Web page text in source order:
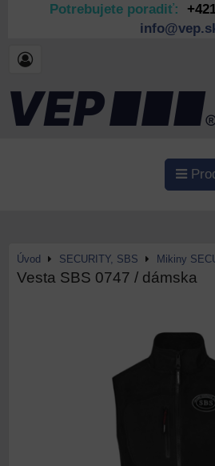
Potrebujete poradiť:
Úvod SECURITY, SBS Mikiny
Vesta SBS 0747 / dámska